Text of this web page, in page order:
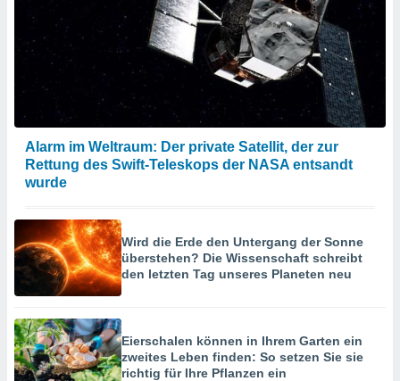
Alarm im Weltraum: Der private Satellit, der zur
Rettung des Swift-Teleskops der NASA entsandt
wurde
Wird die Erde den Untergang der Sonne
überstehen? Die Wissenschaft schreibt
den letzten Tag unseres Planeten neu
Eierschalen können in Ihrem Garten ein
zweites Leben finden: So setzen Sie sie
richtig für Ihre Pflanzen ein